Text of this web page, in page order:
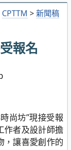
CPTTM >新聞稿
報名
尚坊”現接受報
作者及設計師擔
，讓喜愛創作的